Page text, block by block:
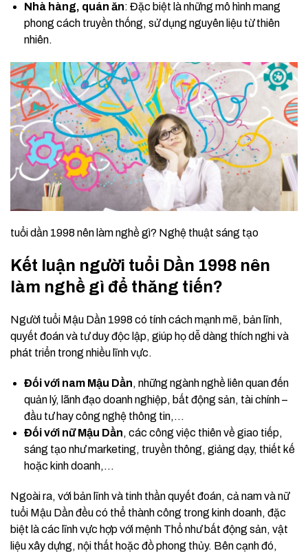
Nhà hàng, quán ăn: Đặc biệt là những mô hình mang
phong cách truyền thống, sử dụng nguyên liệu từ thiên
nhiên.
tuổi dần 1998 nên làm nghề gì? Nghệ thuật sáng tạo
Kết luận người tuổi Dần 1998 nên
làm nghề gì để thăng tiến?
Người tuổi Mậu Dần 1998 có tính cách mạnh mẽ, bản lĩnh,
quyết đoán và tư duy độc lập, giúp họ dễ dàng thích nghi và
phát triển trong nhiều lĩnh vực.
Đối với nam Mậu Dần, những ngành nghề liên quan đến
quản lý, lãnh đạo doanh nghiệp, bất động sản, tài chính –
đầu tư hay công nghệ thông tin,…
Đối với nữ Mậu Dần, các công việc thiên về giao tiếp,
sáng tạo như marketing, truyền thông, giảng dạy, thiết kế
hoặc kinh doanh,…
Ngoài ra, với bản lĩnh và tinh thần quyết đoán, cả nam và nữ
tuổi Mậu Dần đều có thể thành công trong kinh doanh, đặc
biệt là các lĩnh vực hợp với mệnh Thổ như bất động sản, vật
liệu xây dựng, nội thất hoặc đồ phong thủy. Bên cạnh đó,